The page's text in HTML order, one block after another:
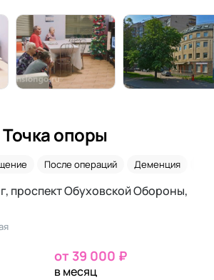
опоры
После операций Деменция
проспект Обуховской Обороны,
от 39 000 ₽
в месяц